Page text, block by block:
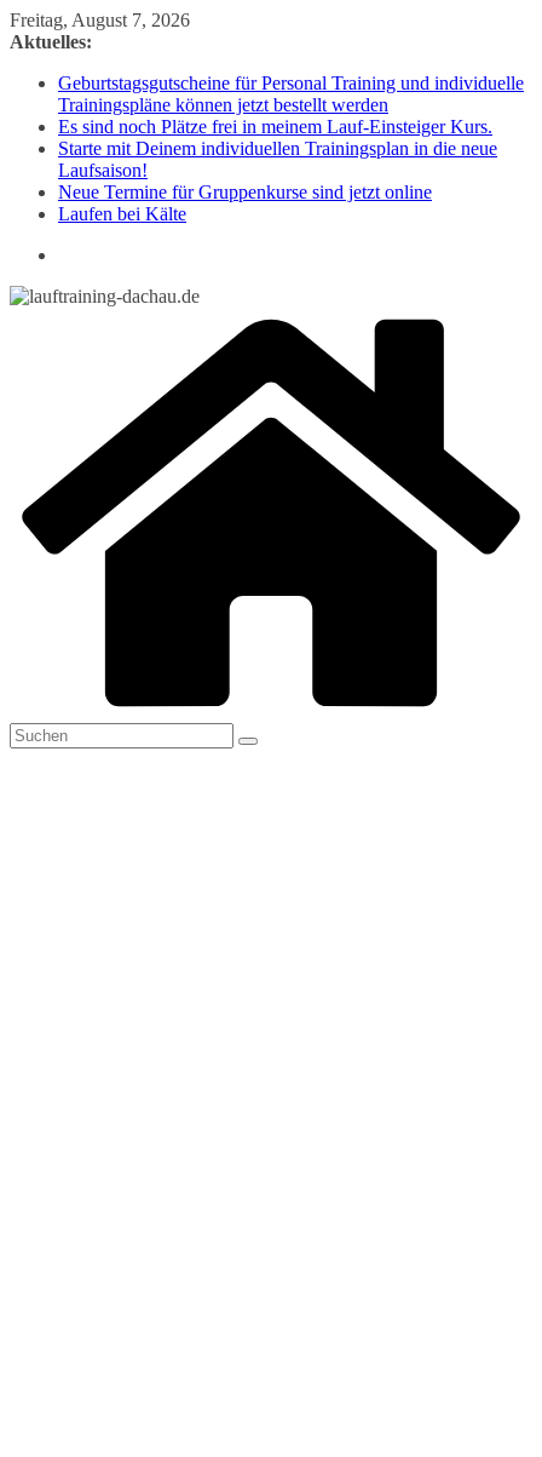
Zum
Inhalt
Freitag, August 7, 2026
Aktuelles:
Geburtstagsgutscheine für Personal Training und individuelle
Trainingspläne können jetzt bestellt werden
Es sind noch Plätze frei in meinem Lauf-Einsteiger Kurs.
Starte mit Deinem individuellen Trainingsplan in die neue
Laufsaison!
Neue Termine für Gruppenkurse sind jetzt online
Laufen bei Kälte